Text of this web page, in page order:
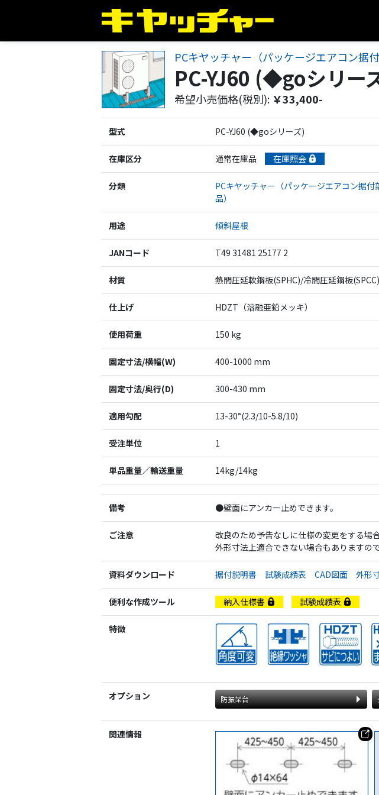
PCキヤッチャー（パッケージエアコン据
PC-YJ60 (◆goシリー
希望小売価格(税別): ￥33,400-
型式 PC-YJ60 (◆goシリーズ)
在庫区分 通常在庫品 在庫照会
分類
PCキヤッチャー（パッケージエアコン据付
品）
用途 傾斜屋根
JANコード T49 31481 25177 2
材質 熱間圧延軟鋼板(SPHC)/冷間圧延鋼板(SPCC)
仕上げ HDZT（溶融亜鉛メッキ）
使用荷重 150 kg
固定寸法/横幅(W) 400-1000 mm
固定寸法/奥行(D) 300-430 mm
適用勾配 13-30°(2.3/10-5.8/10)
受注単位 1
単品重量／輸送重量 14kg/14kg
備考 ●壁面にアンカー止めできます。
ご注意
改良のため予告なしに仕様の変更をする場
外形寸法上適合できない場合もありますの
資料ダウンロード 据付説明書 試験成績表 CAD図面 外形
便利な作成ツール 納入仕様書 試験成績表
特徴
オプション 防振架台
関連情報